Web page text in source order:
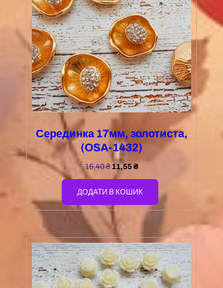
Серединка 17мм, золотиста,
(OSA-1432)
15,40₴ 11,55₴
ДОДАТИ В КОШИК